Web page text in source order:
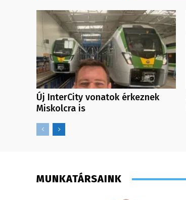
Új InterCity vonatok érkeznek
Miskolcra is
MUNKATÁRSAINK